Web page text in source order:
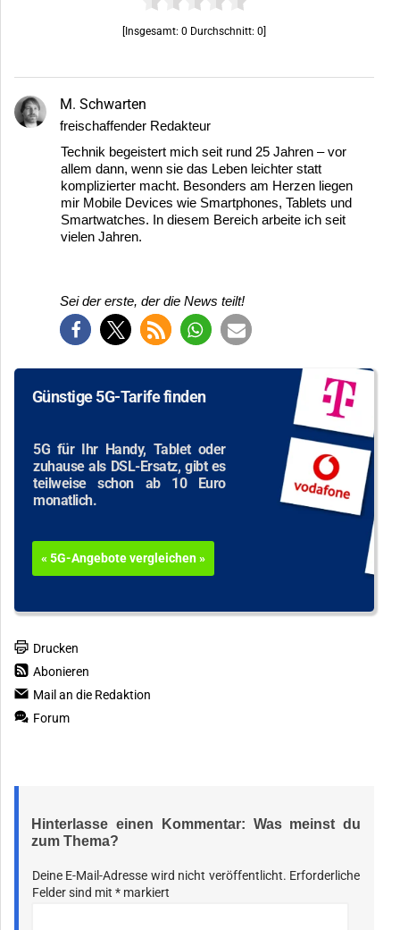
[Insgesamt:0 Durchschnitt:0
M. Schwarten
freischaffender Redakteur
Technik begeistert mich seit rund 25 Jahren – vor
allem dann, wenn sie das Leben leichter statt
komplizierter macht. Besonders am Herzen liegen
mir Mobile Devices wie Smartphones, Tablets und
Smartwatches. In diesem Bereich arbeite ich seit
vielen Jahren.
Sei der erste, der die News teilt!
Günstige 5G-Tarife finden
5G für Ihr Handy, Tablet oder
zuhause als DSL-Ersatz, gibt es
teilweise schon ab 10 Euro
monatlich.
« 5G-Angebote vergleichen »
Drucken
Abonieren
Mail an die Redaktion
Forum
Hinterlasse einen Kommentar: Was meinst du
zum Thema?
Deine E-Mail-Adresse wird nicht veröffentlicht. Erforderliche
Felder sind mit * markiert